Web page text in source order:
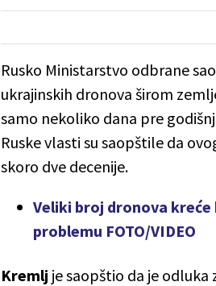
Rusko Ministarstvo odbrane
ukrajinskih dronova širom
samo nekoliko dana pre
Ruske vlasti su saopštile da
skoro dve decenije.
Veliki broj dronova
problemu FOTO/VIDEO
Kremlj je saopštio da je